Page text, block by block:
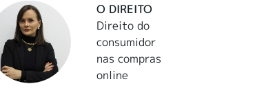
O DIREITO
Direito do
consumidor
nas compras
online